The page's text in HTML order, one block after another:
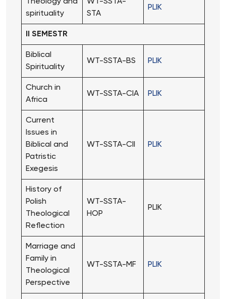
spirituality
STA
PLIK
II SEMESTR
Biblical
Spirituality
WT-SSTA-BS PLIK
Church in
Africa
WT-SSTA-CIA PLIK
Current
Issues in
Biblical and
Patristic
Exegesis
WT-SSTA-CII PLIK
History of
Polish
Theological
Reflection
WT-SSTA-
HOP
PLIK
Marriage and
Family in
Theological
Perspective
WT-SSTA-MF PLIK